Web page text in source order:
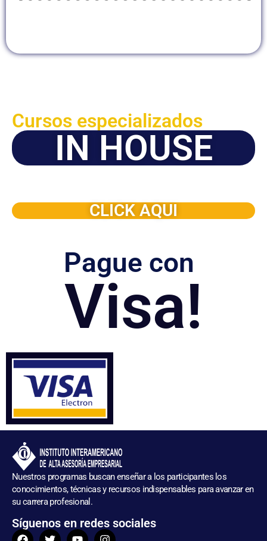
Cursos especializados
IN HOUSE
CLICK AQUI
Pague con
Visa!
Nuestros programas buscan enseñar a los participantes los
conocimientos, técnicas y recursos indispensables para avanzar en
su carrera profesional.
Síguenos en redes sociales